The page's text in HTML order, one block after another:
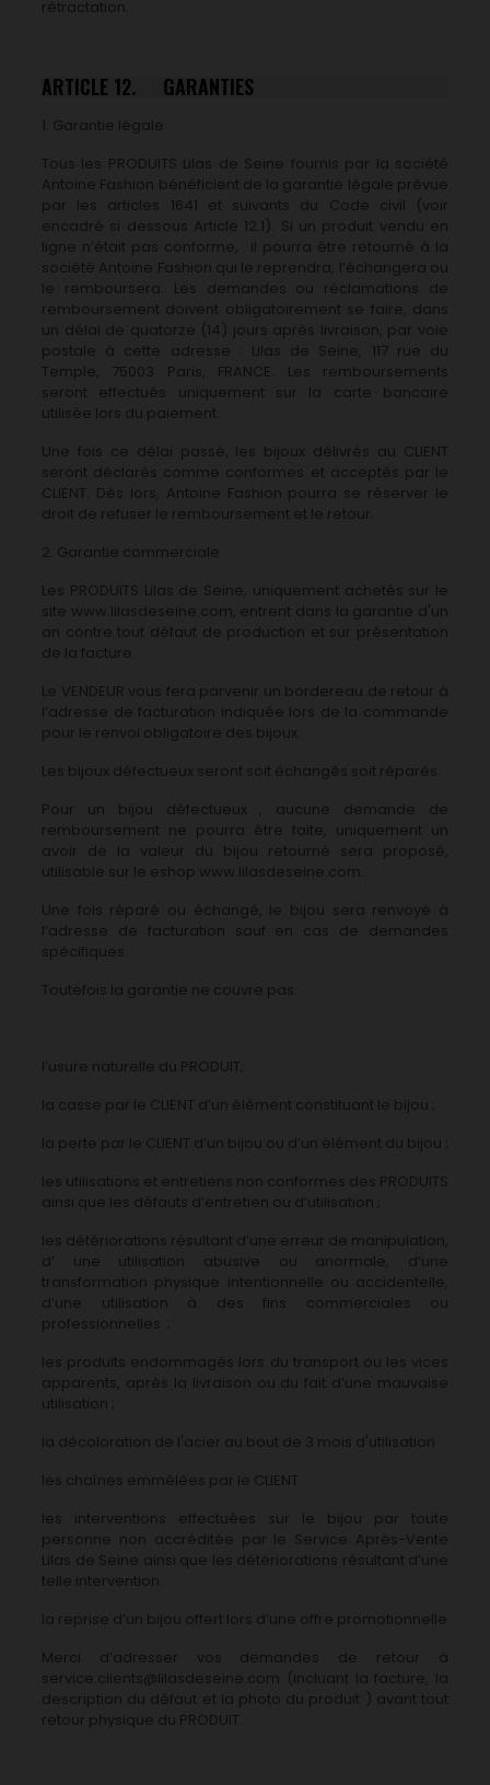
rétractation.
ARTICLE 12. GARANTIES
1. Garantie légale
Tous les PRODUITS Lilas de Seine fournis par la société
Antoine Fashion bénéficient de la garantie légale prévue
par les articles 1641 et suivants du Code civil (voir
encadré si dessous Article 12.1). Si un produit vendu en
ligne n’était pas conforme, il pourra être retourné à la
société Antoine Fashion qui le reprendra, l’échangera ou
le remboursera. Les demandes ou réclamations de
remboursement doivent obligatoirement se faire, dans
un délai de quatorze (14) jours après livraison, par voie
postale à cette adresse : Lilas de Seine, 117 rue du
Temple, 75003 Paris, FRANCE. Les remboursements
seront effectués uniquement sur la carte bancaire
utilisée lors du paiement.
Une fois ce délai passé, les bijoux délivrés au CLIENT
seront déclarés comme conformes et acceptés par le
CLIENT. Dès lors, Antoine Fashion pourra se réserver le
droit de refuser le remboursement et le retour.
2. Garantie commerciale
Les PRODUITS Lilas de Seine, uniquement achetés sur le
site www.lilasdeseine.com, entrent dans la garantie d'un
an contre tout défaut de production et sur présentation
de la facture.
Le VENDEUR vous fera parvenir un bordereau de retour à
l’adresse de facturation indiquée lors de la commande
pour le renvoi obligatoire des bijoux.
Les bijoux défectueux seront soit échangés soit réparés.
Pour un bijou défectueux , aucune demande de
remboursement ne pourra être faite, uniquement un
avoir de la valeur du bijou retourné sera proposé,
utilisable sur le eshop www.lilasdeseine.com.
Une fois réparé ou échangé, le bijou sera renvoyé à
l’adresse de facturation sauf en cas de demandes
spécifiques.
Toutefois la garantie ne couvre pas:
l’usure naturelle du PRODUIT;
la casse par le CLIENT d’un élément constituant le bijou ;
la perte par le CLIENT d’un bijou ou d’un élément du bijou ;
les utilisations et entretiens non conformes des PRODUITS
ainsi que les défauts d’entretien ou d’utilisation ;
les détériorations résultant d’une erreur de manipulation,
d’ une utilisation abusive ou anormale, d’une
transformation physique intentionnelle ou accidentelle,
d’une utilisation à des fins commerciales ou
professionnelles ;
les produits endommagés lors du transport ou les vices
apparents, après la livraison ou du fait d’une mauvaise
utilisation ;
la décoloration de l'acier au bout de 3 mois d'utilisation
les chaînes emmêlées par le CLIENT
les interventions effectuées sur le bijou par toute
personne non accréditée par le Service Après-Vente
Lilas de Seine ainsi que les détériorations résultant d’une
telle intervention.
la reprise d’un bijou offert lors d’une offre promotionnelle
Merci d’adresser vos demandes de retour à
service.clients@lilasdeseine.com (incluant la facture, la
description du défaut et la photo du produit ) avant tout
retour physique du PRODUIT.